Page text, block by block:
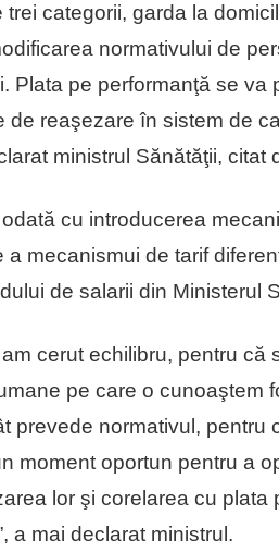
trei categorii, garda la
normativului de
Plata pe performanţă se
de reaşezare în sistem de
ministrul Sănătăţii, citat
cu introducerea
a mecanismui de tarif
de salarii din Ministerul
cerut echilibru, pentru
pe care o cunoaştem
prevede normativul, pentru
moment oportun pentru a
lor şi corelarea cu
a mai declarat ministrul.